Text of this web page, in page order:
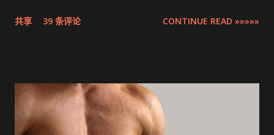
的是最先进，零出血，零缝针，15分钟快速完成的 ZSR
共享 39 条评论 CONTINUE READ »»»»»